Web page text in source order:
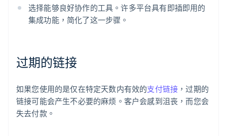
选择能够良好协作的工具。许多平台具有即插即用的
集成功能，简化了这一步骤。
过期的链接
如果您使用的是仅在特定天数内有效的支付链接 ，过期的
链接可能会产生不必要的麻烦。客户会感到沮丧，而您会
失去付款。